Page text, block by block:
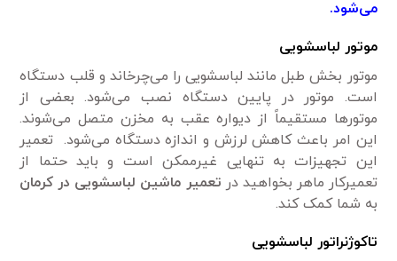
می‌شود.
موتور لباسشویی
موتور بخش طبل مانند لباسشویی را می‌چرخاند و قلب دستگاه
است. موتور در پایین دستگاه نصب می‌شود. بعضی از
موتورها مستقیماً از دیواره عقب به مخزن متصل می‌شوند.
این امر باعث کاهش لرزش و اندازه دستگاه می‌شود. تعمیر
این تجهیزات به تنهایی غیرممکن است و باید حتما از
تعمیرکار ماهر بخواهید در تعمیر ماشین لباسشویی در کرمان
به شما کمک کند.
تاکوژنراتور لباسشویی